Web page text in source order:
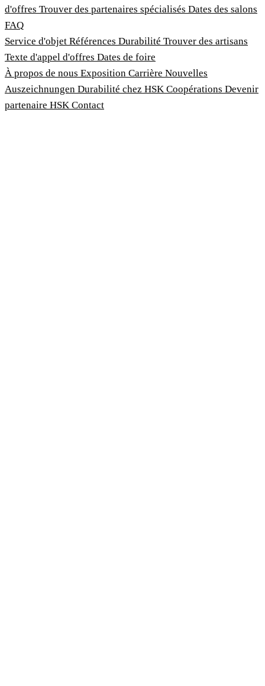
d'offres Trouver des partenaires spécialisés Dates des salons
FAQ
Service d'objet Références Durabilité Trouver des artisans
Texte d'appel d'offres Dates de foire
À propos de nous Exposition Carrière Nouvelles
Auszeichnungen Durabilité chez HSK Coopérations Devenir
partenaire HSK Contact